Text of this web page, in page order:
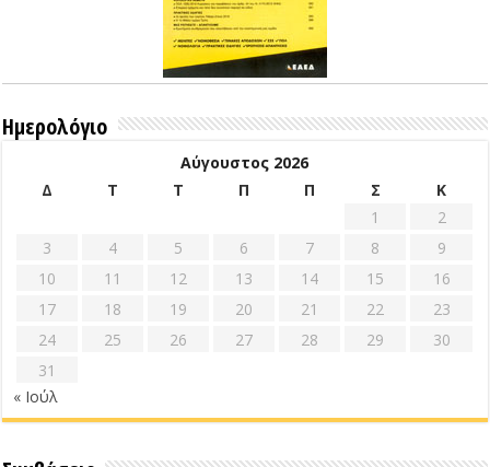
Ημερολόγιο
Αύγουστος 2026
Δ
Τ Τ Π Π Σ
Κ
1
2
3
4 5 6 7 8
9
10
11 12 13 14 15
16
17
18 19 20 21 22
23
24
25 26 27 28 29
30
31
« Ιούλ